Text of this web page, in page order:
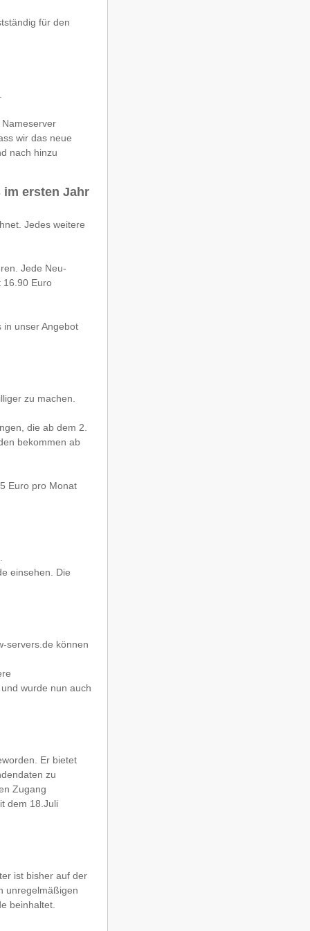
für den
wir das neue
nach hinzu
im ersten Jahr
Jedes weitere
Jede Neu-
16.90 Euro
in unser Angebot
zu machen.
die ab dem 2.
bekommen ab
Euro pro Monat
einsehen. Die
servers.de können
wurde nun auch
Er bietet
zu
Zugang
dem 18.Juli
ist bisher auf der
unregelmäßigen
beinhaltet.